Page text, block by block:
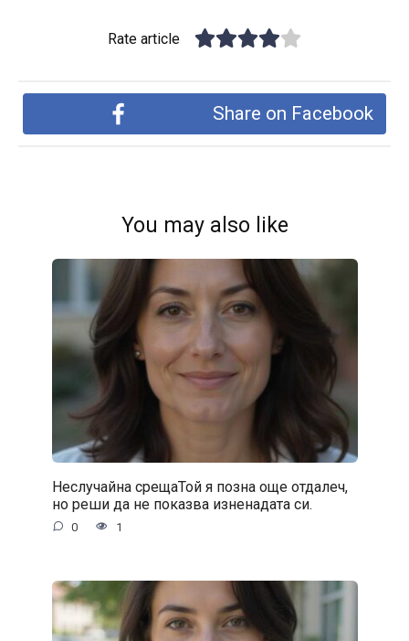
Rate article
Share on Facebook
You may also like
Неслучайна срещаТой я позна още отдалеч,
но реши да не показва изненадата си.
0 1